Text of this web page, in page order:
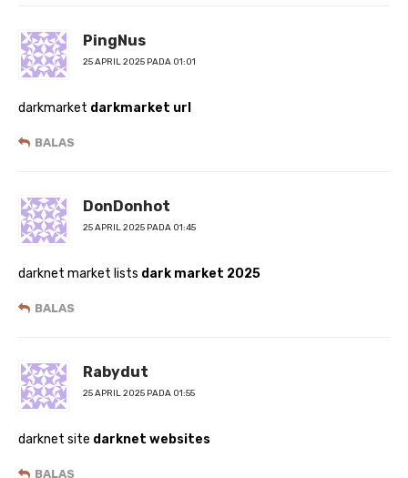
PingNus
25 APRIL 2025 PADA 01:01
darkmarket darkmarket url
BALAS
DonDonhot
25 APRIL 2025 PADA 01:45
darknet market lists dark market 2025
BALAS
Rabydut
25 APRIL 2025 PADA 01:55
darknet site darknet websites
BALAS